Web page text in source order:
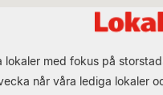
med fokus på
når våra lediga lokaler